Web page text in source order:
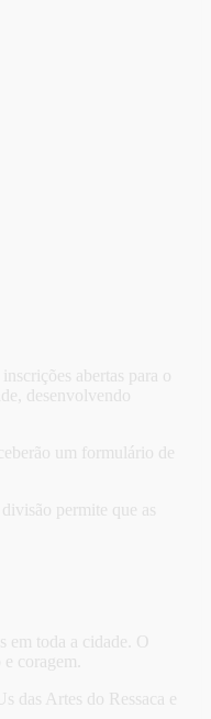
abertas para o
desenvolvendo
um formulário de
permite que as
em toda a cidade. O
coragem.
das Artes do Ressaca e